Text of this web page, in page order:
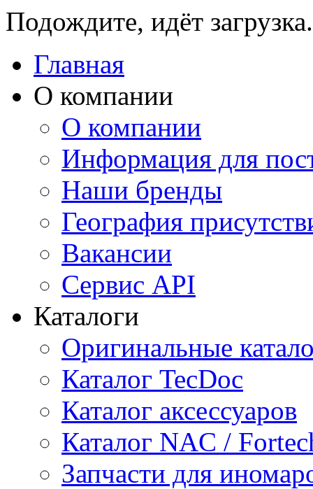
Подождите, идёт
Главная
О компании
О компании
Информация для
Наши бренды
География
Вакансии
Сервис API
Каталоги
Оригинальные
Каталог TecDoc
Каталог аксессуаров
Каталог NAC /
Запчасти для